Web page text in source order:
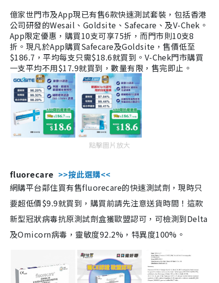
億家世門市及App現已有售6款快速測試套裝，包括香港
公司研發的Wesail、Goldsite、Safecare、及V-Chek。
App限定優惠，購買10支可享75折，而門市則10支8
折。現凡於App購買Safecare及Goldsite，售價低至
$186.7，平均每支只需$18.6就買到。V-Chek門市購買
一支平均不用$17.9就買到，數量有限，售完即止。
點擊圖片放大
fluorecare >>按此選購<<
網購平台鄰住買有售fluorecare的快速測試劑，現時只
要超低價$9.9就買到，購買前請先注意送貨時間！這款
新型冠狀病毒抗原測試劑盒獲歐盟認可，可檢測到Delta
及Omicorn病毒，靈敏度92.2%，特異度100%。